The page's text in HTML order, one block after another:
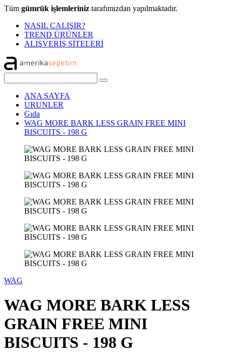
Tüm gümrük işlemleriniz tarafımızdan yapılmaktadır.
NASIL ÇALIŞIR?
TREND ÜRÜNLER
ALIŞVERİŞ SİTELERİ
ANA SAYFA
URUNLER
Gıda
WAG MORE BARK LESS GRAIN FREE MINI
BISCUITS - 198 G
WAG
WAG MORE BARK LESS
GRAIN FREE MINI
BISCUITS - 198 G